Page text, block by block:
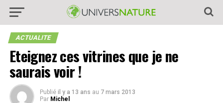
ACTUALITE
Eteignez ces vitrines que je ne
saurais voir !
Publié il y a 13 ans au 7 mars 2013
Par Michel